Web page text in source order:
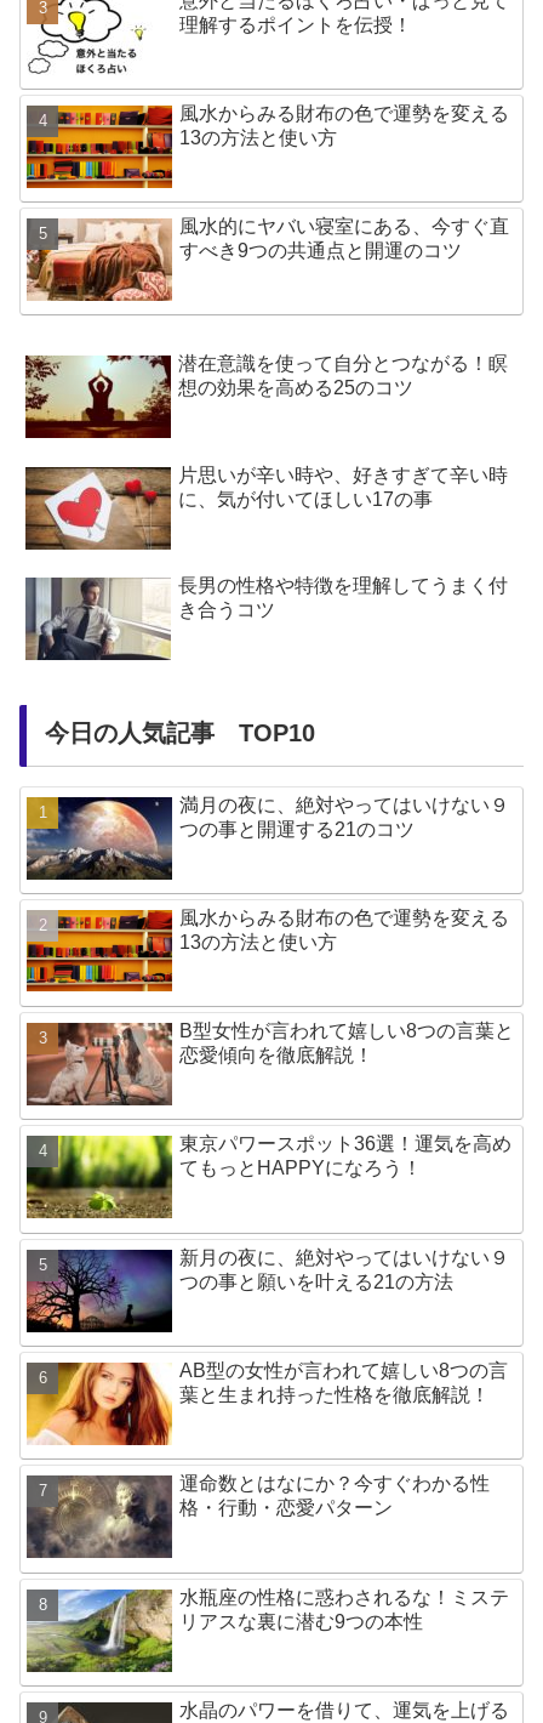
理解するポイントを伝授！
風水からみる財布の色で運勢を変える
13の方法と使い方
風水的にヤバい寝室にある、今すぐ直
すべき9つの共通点と開運のコツ
潜在意識を使って自分とつながる！瞑
想の効果を高める25のコツ
片思いが辛い時や、好きすぎて辛い時
に、気が付いてほしい17の事
長男の性格や特徴を理解してうまく付
き合うコツ
今日の人気記事 TOP10
満月の夜に、絶対やってはいけない９
つの事と開運する21のコツ
風水からみる財布の色で運勢を変える
13の方法と使い方
B型女性が言われて嬉しい8つの言葉と
恋愛傾向を徹底解説！
東京パワースポット36選！運気を高め
てもっとHAPPYになろう！
新月の夜に、絶対やってはいけない９
つの事と願いを叶える21の方法
AB型の女性が言われて嬉しい8つの言
葉と生まれ持った性格を徹底解説！
運命数とはなにか？今すぐわかる性
格・行動・恋愛パターン
水瓶座の性格に惑わされるな！ミステ
リアスな裏に潜む9つの本性
水晶のパワーを借りて、運気を上げる